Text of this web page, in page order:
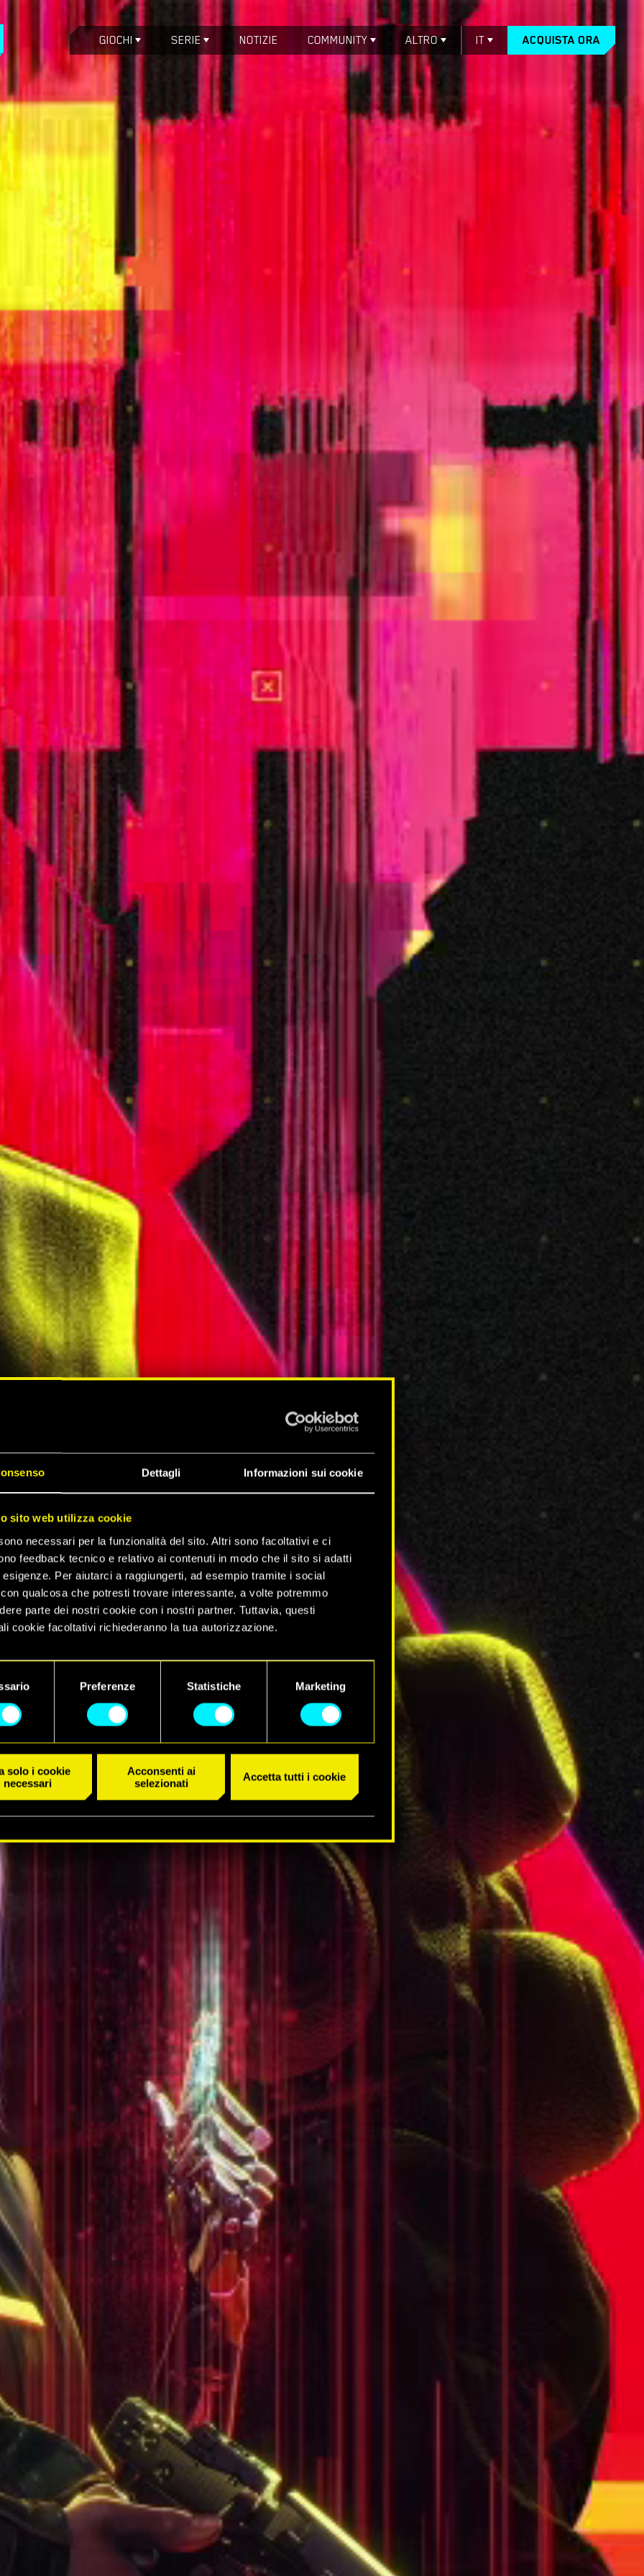
Dettagli Informazioni sui cookie
sito web utilizza cookie
necessari per la funzionalità del sito. Altri sono facoltativi e ci
feedback tecnico e relativo ai contenuti in modo che il sito si adatti
esigenze. Per aiutarci a raggiungerti, ad esempio tramite i social
qualcosa che potresti trovare interessante, a volte potremmo
parte dei nostri cookie con i nostri partner. Tuttavia, questi
cookie facoltativi richiederanno la tua autorizzazione.
su come utilizziamo i cookie e su come impostare le tue
Preferenze Statistiche Marketing
solo i cookie
necessari
Acconsenti ai
selezionati
Accetta tutti i cookie
GIOCHI SERIE NOTIZIE COMMUNITY ALTRO IT ACQUISTA ORA
DI
2077